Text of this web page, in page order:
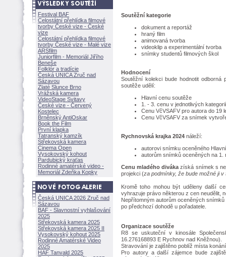
Festival BAF
Celostátní přehlídka filmové
tvorby České vize - České
vize
Celostátní přehlídka filmové
tvorby České vize - Malé vize
ARSfilm
Juniorfilm - Memoriál Jiřího
Beneše
Folklór a tradície
Česká UNICA Zruč nad
Sázavou
Zlaté Slunce Brno
Vrážská kamera
VideoStage Svitavy
České vize - Červený
Kostelec
Brněnský AntiOskar
Book the Film
První klapka
Tatranský kamzík
Střekovská kamera
Cinema Open
Vysokovský kohout
Pardubický kraťas
Rodinné amatérské video -
Memoriál Zdeňka Kopky
Česká UNICA 2026 Zruč nad
Sázavou
BAF - Slavnostní vyhlašování
2025
Střekovská kamera 2025
Střekovská kamera 2025 II
Vysokovský kohout 2025
Rodinné Amatérské Video
2025
HAF Tanvald 2025
Soutěžní kategorie
dokument a reportáž
hraný film
animovaná tvorba
videoklip a experimentální tvorba
snímky studentů filmových škol
Hodnocení
Soutěžní kolekci bude hodnotit odborná
soutěže udělí:
Hlavní cenu soutěže
1. - 3. cenu v jednotlivých
Cenu VčVSAFV pro autora do 19
Cenu VčVSAFV za snímek
Rychnovská krajka 2024 náleží:
autorovi snímku oceněného
autorům snímků oceněných na 1.
Cenu mladého diváka získá snímek s
projekci (za podmínky, že bude možné ji
Kromě toho mohou být uděleny další
vyhrazuje právo některou z cen neudělit,
Nepřítomným autorům oceněných
po předchozí dohodě u pořadatele.
Organizace soutěže
R8 se uskuteční v kinosále
16.276168893 E Rychnov nad Kněžnou).
Stravování je zajištěno poblíž místa
Pro autory a další zájemce bude